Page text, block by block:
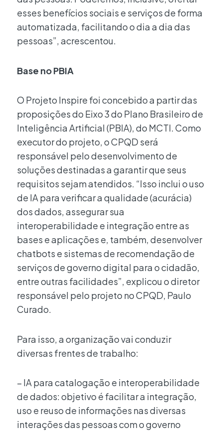
esses benefícios sociais e serviços de forma
automatizada, facilitando o dia a dia das
pessoas”, acrescentou.
Base no PBIA
O Projeto Inspire foi concebido a partir das
proposições do Eixo 3 do Plano Brasileiro de
Inteligência Artificial (PBIA), do MCTI. Como
executor do projeto, o CPQD será
responsável pelo desenvolvimento de
soluções destinadas a garantir que seus
requisitos sejam atendidos. “Isso inclui o uso
de IA para verificar a qualidade (acurácia)
dos dados, assegurar sua
interoperabilidade e integração entre as
bases e aplicações e, também, desenvolver
chatbots e sistemas de recomendação de
serviços de governo digital para o cidadão,
entre outras facilidades”, explicou o diretor
responsável pelo projeto no CPQD, Paulo
Curado.
Para isso, a organização vai conduzir
diversas frentes de trabalho:
– IA para catalogação e interoperabilidade
de dados: objetivo é facilitar a integração,
uso e reuso de informações nas diversas
interações das pessoas com o governo